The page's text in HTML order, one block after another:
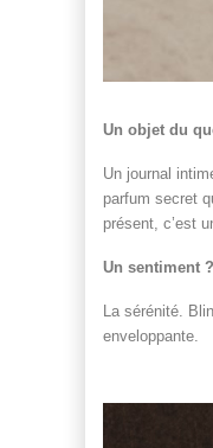
Un objet du
Un journal
parfum secret
présent, c’est
Un sentiment ?
La sérénité.
enveloppante.